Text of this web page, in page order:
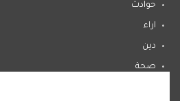
حوادث
اراء
دين
صحة